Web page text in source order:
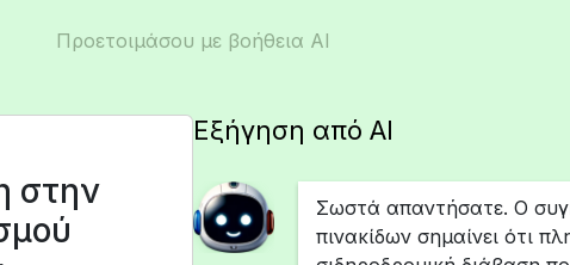
Προετοιμάσου με βοήθεια AI
στην
Εξήγηση από AI
Σωστά απαντήσατε. Ο
πινακίδων σημαίνει ότι